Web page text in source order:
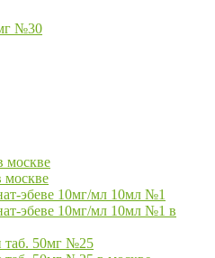
№30
москве
москве
эбеве 10мг/мл 10мл №1
эбеве 10мг/мл 10мл №1 в
таб. 50мг №25